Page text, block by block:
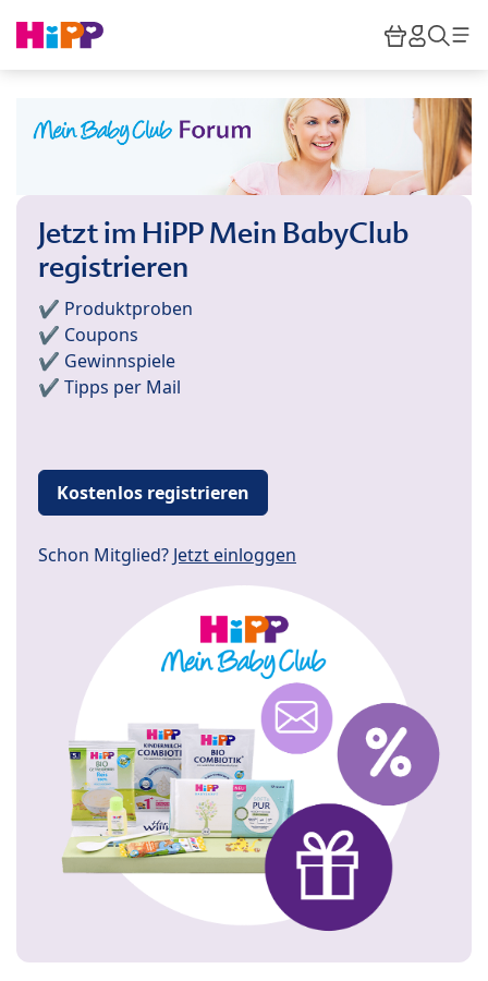
HiPP
Jetzt im HiPP Mein BabyClub
registrieren
✔️ Produktproben
✔️ Coupons
✔️ Gewinnspiele
✔️ Tipps per Mail
Kostenlos registrieren
Schon Mitglied? Jetzt einloggen